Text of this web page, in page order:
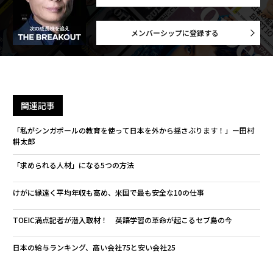
メンバーシップに登録する
関連記事
「私がシンガポールの教育を使って日本を外から揺さぶります！」ー田村
耕太郎
「求められる人材」になる5つの方法
けがに縁遠く平均年収も高め、米国で最も安全な10の仕事
TOEIC満点記者が潜入取材！ 英語学習の革命が起こるセブ島の今
日本の給与ランキング、高い会社75と安い会社25